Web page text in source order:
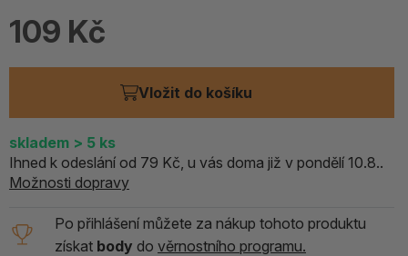
109 Kč
Vložit do košíku
skladem > 5 ks
Ihned k odeslání od 79 Kč, u vás doma již v pondělí 10.8..
Možnosti dopravy
Po přihlášení můžete za nákup tohoto produktu
získat body do věrnostního programu.